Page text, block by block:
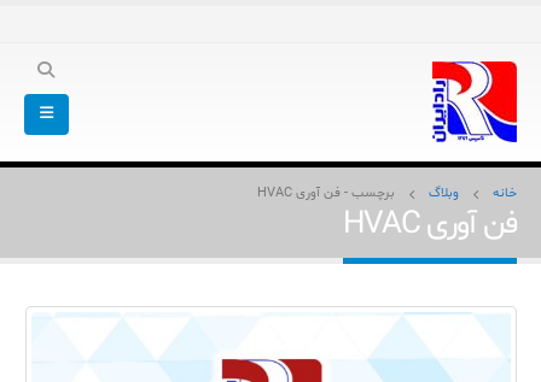
خانه وبلاگ برچسب - فن آوری HVAC
فن آوری HVAC